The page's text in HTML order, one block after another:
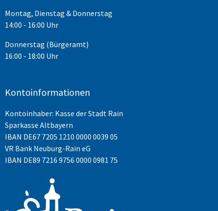
Montag, Dienstag & Donnerstag
14:00 - 16:00 Uhr
Donnerstag (Bürgeramt)
16:00 - 18:00 Uhr
Kontoinformationen
Kontoinhaber: Kasse der Stadt Rain
Sparkasse Altbayern
IBAN DE67 7205 1210 0000 0039 05
VR Bank Neuburg-Rain eG
IBAN DE89 7216 9756 0000 0981 75